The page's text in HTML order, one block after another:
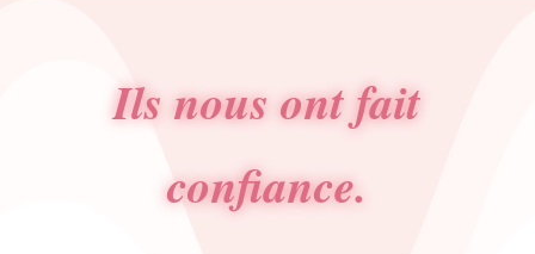
Ils nous ont fait
confiance.